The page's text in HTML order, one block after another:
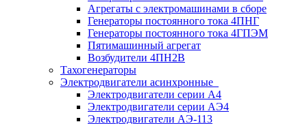
Агрегаты с электромашинами в сборе
Генераторы постоянного тока 4ПНГ
Генераторы постоянного тока 4ГПЭМ
Пятимашинный агрегат
Возбудители 4ПН2В
Тахогенераторы
Электродвигатели асинхронные
Электродвигатели серии А4
Электродвигатели серии АЭ4
Электродвигатели АЭ-113